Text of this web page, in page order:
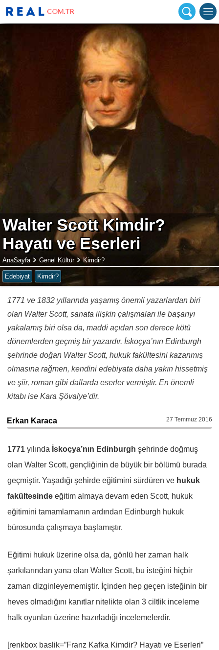
Walter Scott Kimdir?
Hayatı ve Eserleri
AnaSayfa Genel Kültür Kimdir?
Edebiyat Kimdir?
1771 ve 1832 yıllarında yaşamış önemli yazarlardan biri
olan Walter Scott, sanata ilişkin çalışmaları ile başarıyı
yakalamış biri olsa da, maddi açıdan son derece kötü
dönemlerden geçmiş bir yazardır. İskoçya’nın Edinburgh
şehrinde doğan Walter Scott, hukuk fakültesini kazanmış
olmasına rağmen, kendini edebiyata daha yakın hissetmiş
ve şiir, roman gibi dallarda eserler vermiştir. En önemli
kitabı ise Kara Şövalye’dir.
Erkan Karaca 27 Temmuz 2016
1771 yılında İskoçya’nın Edinburgh şehrinde doğmuş
olan Walter Scott, gençliğinin de büyük bir bölümü burada
geçmiştir. Yaşadığı şehirde eğitimini sürdüren ve hukuk
fakültesinde eğitim almaya devam eden Scott, hukuk
eğitimini tamamlamanın ardından Edinburgh hukuk
bürosunda çalışmaya başlamıştır.
Eğitimi hukuk üzerine olsa da, gönlü her zaman halk
şarkılarından yana olan Walter Scott, bu isteğini hiçbir
zaman dizginleyememiştir. İçinden hep geçen isteğinin bir
heves olmadığını kanıtlar nitelikte olan 3 ciltlik inceleme
halk oyunları üzerine hazırladığı incelemelerdir.
[renkbox baslik=”Franz Kafka Kimdir? Hayatı ve Eserleri”